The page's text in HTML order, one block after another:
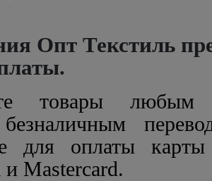
Опт Текстиль
товары
для оплаты
и Mastercard.